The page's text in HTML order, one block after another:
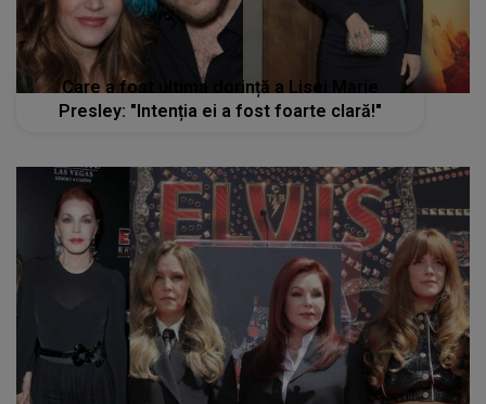
Care a fost ultima dorință a Lisei Marie
Presley: "Intenția ei a fost foarte clară!"